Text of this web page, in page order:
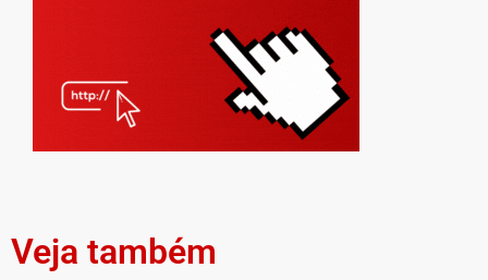
Veja também